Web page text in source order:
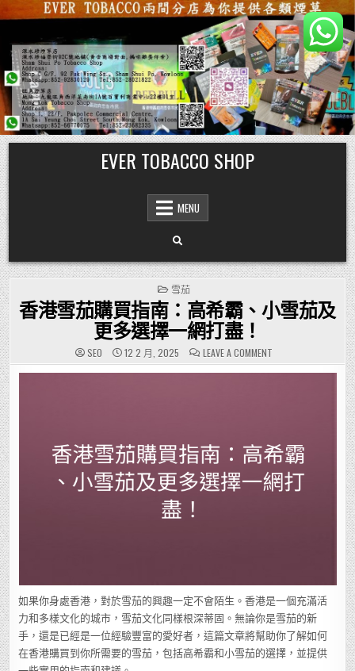
Skip
to
content
EVER TOBACCO SHOP
MENU
POSTED
IN
雪茄
香港雪茄購買指南：高希霸、小雪茄及
更多選擇一網打盡！
SEO 12 2 月, 2025 LEAVE A COMMENTON
香
港
希
霸、
小
雪
茄
及
如果你身處香港，對於雪茄的興趣一定不會陌生。香港是一個充滿活
力和多樣文化的城市，雪茄文化同樣根深蒂固。無論你是雪茄的新
手，還是已經是一位經驗豐富的愛好者，這篇文章將幫助你了解如何
在香港購買到你所需要的雪茄，包括高希霸和小雪茄的選擇，並提供